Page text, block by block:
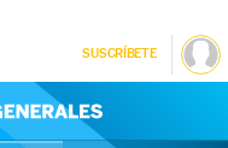
SUSCRÍBETE